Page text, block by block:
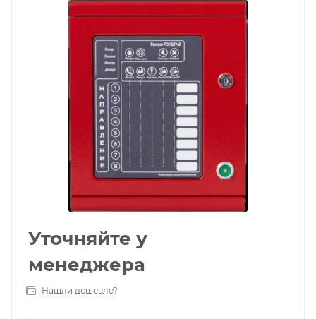
Уточняйте у
менеджера
Нашли дешевле?